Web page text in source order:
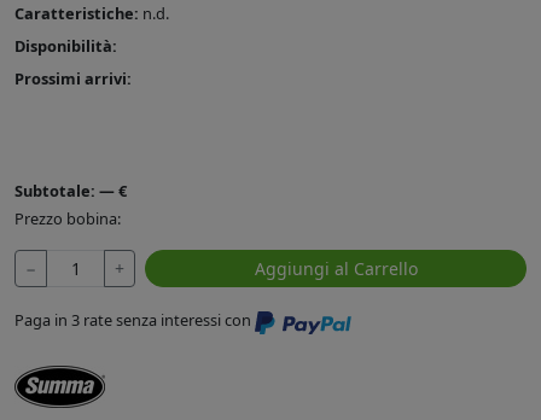
Caratteristiche: n.d.
Disponibilità:
Prossimi arrivi:
Subtotale: —€
Prezzo bobina:
− + Aggiungi al Carrello
Paga in 3 rate senza interessi con